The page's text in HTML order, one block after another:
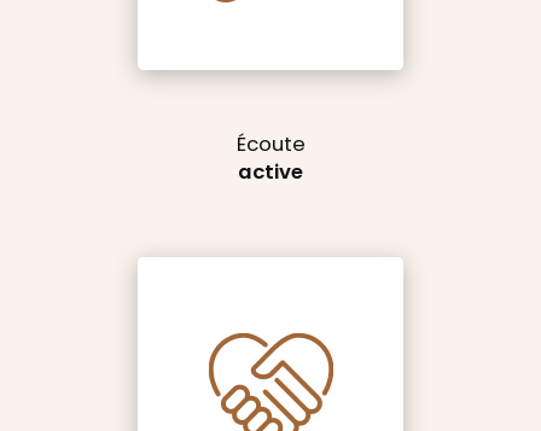
Écoute
active